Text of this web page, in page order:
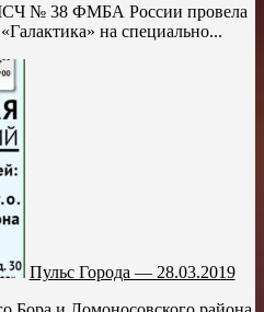
№ 38 ФМБА России провела
на специально...
Пульс Города — 28.03.2019